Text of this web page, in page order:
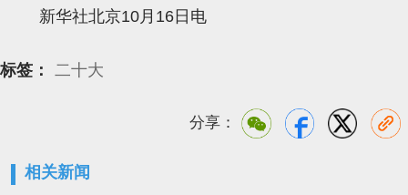
新华社北京10月16日电
标签： 二十大
分享：
相关新闻